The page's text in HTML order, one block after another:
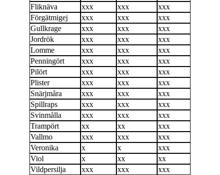
Fliknäva
xxx xxx
xxx
Förgätmigej
xxx xxx
xxx
Gullkrage
xxx xxx
xxx
Jordrök
xxx xxx
xxx
Lomme
xxx xxx
xxx
Penningört
xxx xxx
xxx
Pilört
xxx xxx
xxx
Plister
xxx xxx
xxx
Snärjmåra
xxx xxx
xxx
Spillraps
xxx xxx
xxx
Svinmålla
xxx xxx
xxx
Trampört
xx xx
xxx
Vallmo
xxx xxx
xxx
Veronika
x x
xxx
Viol
x xx
xx
Vildpersilja
xxx xxx
xxx